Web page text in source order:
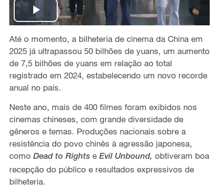
P
l
a
y
V
i
d
e
Até o momento, a bilheteria de cinema da China em
2025 já ultrapassou 50 bilhões de yuans, um aumento
de 7,5 bilhões de yuans em relação ao total
registrado em 2024, estabelecendo um novo recorde
anual no país.
Neste ano, mais de 400 filmes foram exibidos nos
cinemas chineses, com grande diversidadede
gêneros e temas. Produções nacionais sobre a
resistência do povo chinês à agressão japonesa,
como Dead to Rightse Evil Unbound, obtiveram boa
recepção do público e resultados expressivos de
bilheteria.